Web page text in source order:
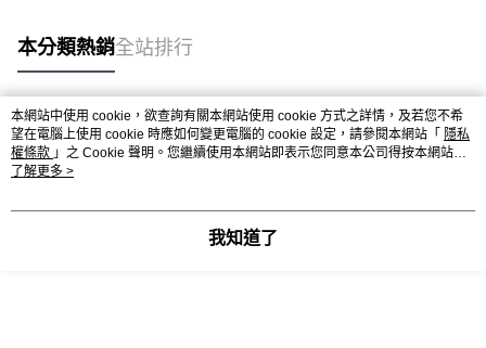
宅配-離島(澎湖/金門/馬祖)-木棉花樂園專用
每筆NT$220
黑貓宅配-貨到付款
每筆NT$150
本分類熱銷全站排行
熱門標籤
本網站中使用 cookie，欲查詢有關本網站使用 cookie 方式之詳情，及若您不希
望在電腦上使用 cookie 時應如何變更電腦的 cookie 設定，請參閱本網站「 隱私
權條款 」之 Cookie 聲明。您繼續使用本網站即表示您同意本公司得按本網站使
用條款之 Cookie 聲明使用 cookie。
了解更多 >
我知道了